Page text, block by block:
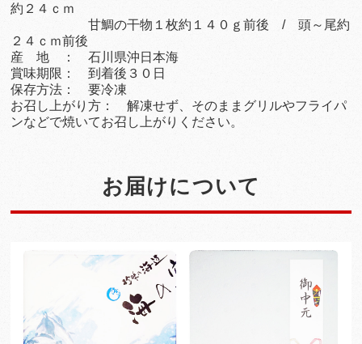
約２４ｃｍ
甘鯛の干物１枚約１４０ｇ前後 / 頭～尾約
２４ｃｍ前後
産 地 ： 石川県沖日本海
賞味期限： 到着後３０日
保存方法： 要冷凍
お召し上がり方： 解凍せず、そのままグリルやフライパ
ンなどで焼いてお召し上がりください。
お届けについて